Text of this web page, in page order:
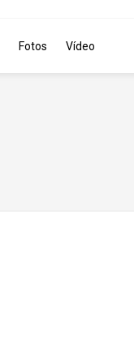
Fotos Vídeo